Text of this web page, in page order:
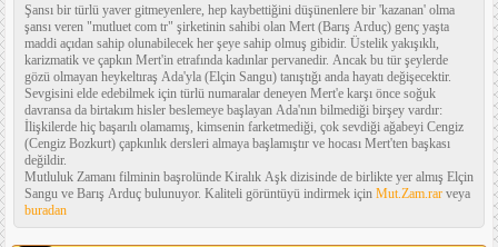
Şansı bir türlü yaver gitmeyenlere, hep kaybettiğini düşünenlere bir 'kazanan' olma
şansı veren "mutluet com tr" şirketinin sahibi olan Mert (Barış Arduç) genç yaşta
maddi açıdan sahip olunabilecek her şeye sahip olmuş gibidir. Üstelik yakışıklı,
karizmatik ve çapkın Mert'in etrafında kadınlar pervanedir. Ancak bu tür şeylerde
gözü olmayan heykeltıraş Ada'yla (Elçin Sangu) tanıştığı anda hayatı değişecektir.
Sevgisini elde edebilmek için türlü numaralar deneyen Mert'e karşı önce soğuk
davransa da birtakım hisler beslemeye başlayan Ada'nın bilmediği birşey vardır:
İlişkilerde hiç başarılı olamamış, kimsenin farketmediği, çok sevdiği ağabeyi Cengiz
(Cengiz Bozkurt) çapkınlık dersleri almaya başlamıştır ve hocası Mert'ten başkası
değildir.
Mutluluk Zamanı filminin başrolünde Kiralık Aşk dizisinde de birlikte yer almış Elçin
Sangu ve Barış Arduç bulunuyor. Kaliteli görüntüyü indirmek için Mut.Zam.rar veya
buradan